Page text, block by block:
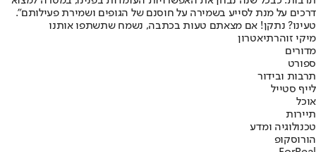
דרכים על מנת לסייע בשמירה על חוסנם של הגופים ושמירת פעילותם".
טעינו? נתקן! אם מצאתם טעות בכתבה, נשמח שתשתפו אותנו
מיקי זוהרתיאטרון
מדורים
ספורט
תרבות ובידור
לייף סטייל
אוכל
תיירות
טכנולוגיה ומדע
הורוסקופ